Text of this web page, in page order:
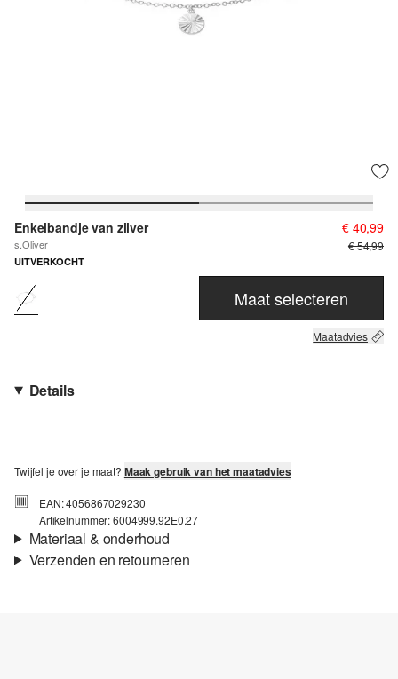
Enkelbandje van zilver
s.Oliver
€ 40,99
€ 54,99
UITVERKOCHT
Maat selecteren
Maatadvies
Details
Twijfel je over je maat? Maak gebruik van het maatadvies
EAN: 4056867029230
Artikelnummer: 6004999.92E0.27
Materiaal & onderhoud
Verzenden en retourneren